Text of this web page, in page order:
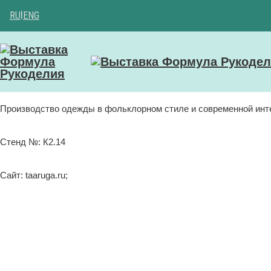
RU ENG
Производство одежды в фольклорном стиле и современной
Стенд №: К2.14
Сайт: taaruga.ru;